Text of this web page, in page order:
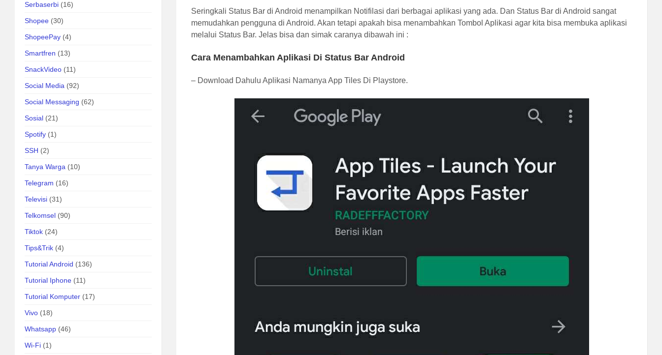
Seringkali Status Bar di Android menampilkan Notifilasi dari berbagai aplikasi yang ada. Dan Status Bar di Android sangat
memudahkan pengguna di Android. Akan tetapi apakah bisa menambahkan Tombol Aplikasi agar kita bisa membuka aplikasi
melalui Status Bar. Jelas bisa dan simak caranya dibawah ini :
Cara Menambahkan Aplikasi Di Status Bar Android
– Download Dahulu Aplikasi Namanya App Tiles Di Playstore.
Serbaserbi (16)
Shopee (30)
ShopeePay (4)
Smartfren (13)
SnackVideo (11)
Social Media (92)
Social Messaging (62)
Sosial (21)
Spotify (1)
SSH (2)
Tanya Warga (10)
Telegram (16)
Televisi (31)
Telkomsel (90)
Tiktok (24)
Tips&Trik (4)
Tutorial Android (136)
Tutorial Iphone (11)
Tutorial Komputer (17)
Vivo (18)
Whatsapp (46)
Wi-Fi (1)